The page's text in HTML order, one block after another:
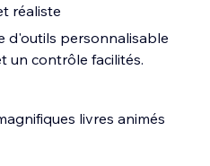
réaliste
d'outils personnalisable
un contrôle facilités.
livres animés